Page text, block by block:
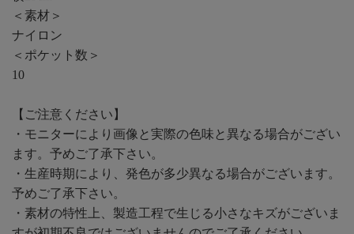
＜素材＞
ナイロン
＜ポケット数＞
10
【ご注意ください】
・モニターにより画像と実際の色味と異なる場合がござい
ます。予めご了承下さい。
・生産時期により、発色が多少異なる場合がございます。
予めご了承下さい。
・素材の特性上、製造工程で生じる小さなキズがございま